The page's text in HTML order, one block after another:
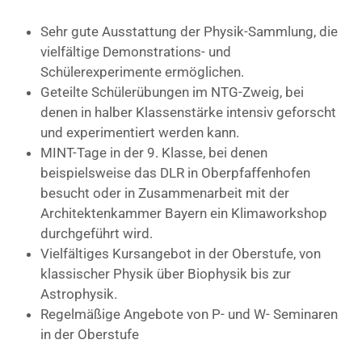
Sehr gute Ausstattung der Physik-Sammlung, die
vielfältige Demonstrations- und
Schülerexperimente ermöglichen.
Geteilte Schülerübungen im NTG-Zweig, bei
denen in halber Klassenstärke intensiv geforscht
und experimentiert werden kann.
MINT-Tage in der 9. Klasse, bei denen
beispielsweise das DLR in Oberpfaffenhofen
besucht oder in Zusammenarbeit mit der
Architektenkammer Bayern ein Klimaworkshop
durchgeführt wird.
Vielfältiges Kursangebot in der Oberstufe, von
klassischer Physik über Biophysik bis zur
Astrophysik.
Regelmäßige Angebote von P- und W- Seminaren
in der Oberstufe